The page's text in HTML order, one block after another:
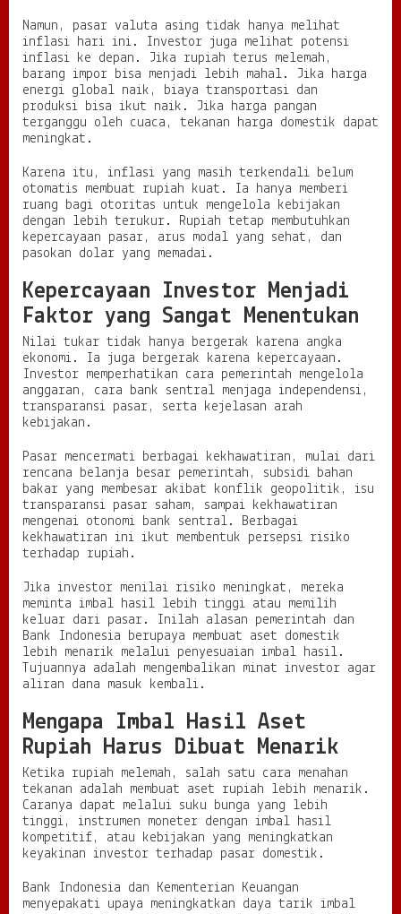
Namun, pasar valuta asing tidak hanya melihat
inflasi hari ini. Investor juga melihat potensi
inflasi ke depan. Jika rupiah terus melemah,
barang impor bisa menjadi lebih mahal. Jika harga
energi global naik, biaya transportasi dan
produksi bisa ikut naik. Jika harga pangan
terganggu oleh cuaca, tekanan harga domestik dapat
meningkat.
Karena itu, inflasi yang masih terkendali belum
otomatis membuat rupiah kuat. Ia hanya memberi
ruang bagi otoritas untuk mengelola kebijakan
dengan lebih terukur. Rupiah tetap membutuhkan
kepercayaan pasar, arus modal yang sehat, dan
pasokan dolar yang memadai.
Kepercayaan Investor Menjadi
Faktor yang Sangat Menentukan
Nilai tukar tidak hanya bergerak karena angka
ekonomi. Ia juga bergerak karena kepercayaan.
Investor memperhatikan cara pemerintah mengelola
anggaran, cara bank sentral menjaga independensi,
transparansi pasar, serta kejelasan arah
kebijakan.
Pasar mencermati berbagai kekhawatiran, mulai dari
rencana belanja besar pemerintah, subsidi bahan
bakar yang membesar akibat konflik geopolitik, isu
transparansi pasar saham, sampai kekhawatiran
mengenai otonomi bank sentral. Berbagai
kekhawatiran ini ikut membentuk persepsi risiko
terhadap rupiah.
Jika investor menilai risiko meningkat, mereka
meminta imbal hasil lebih tinggi atau memilih
keluar dari pasar. Inilah alasan pemerintah dan
Bank Indonesia berupaya membuat aset domestik
lebih menarik melalui penyesuaian imbal hasil.
Tujuannya adalah mengembalikan minat investor agar
aliran dana masuk kembali.
Mengapa Imbal Hasil Aset
Rupiah Harus Dibuat Menarik
Ketika rupiah melemah, salah satu cara menahan
tekanan adalah membuat aset rupiah lebih menarik.
Caranya dapat melalui suku bunga yang lebih
tinggi, instrumen moneter dengan imbal hasil
kompetitif, atau kebijakan yang meningkatkan
keyakinan investor terhadap pasar domestik.
Bank Indonesia dan Kementerian Keuangan
menyepakati upaya meningkatkan daya tarik imbal